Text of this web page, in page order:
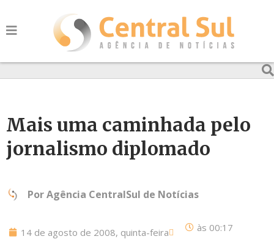
Mais uma caminhada pelo
jornalismo diplomado
PorAgência CentralSul de Notícias
14 de agosto de 2008, quinta-feira às 00:17